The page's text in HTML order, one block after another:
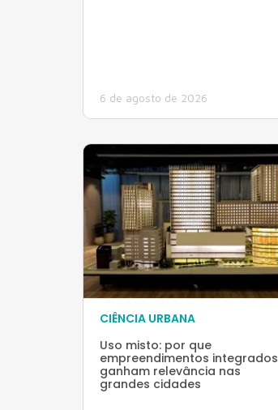
6 de agosto de 2026
CIÊNCIA URBANA
Uso misto: por que
empreendimentos integrados
ganham relevância nas
grandes cidades